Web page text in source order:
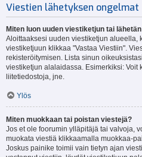
Viestien lähetyksen ongelmat
Miten luon uuden viestiketjun tai
Aloittaaksesi uuden viestiketjun alueella,
viestiketjuun klikkaa "Vastaa Viestiin".
rekisteröitymisen. Lista sinun
viestiketjun alalaidassa. Esimerkiksi: Voit
liitetiedostoja, jne.
Ylös
Miten muokkaan tai poistan viestejä?
Jos et ole foorumin ylläpitäjä tai valvoja,
muokata viestiä klikkaamalla muokkaa-
Joskus painike toimii vain tietyn ajan